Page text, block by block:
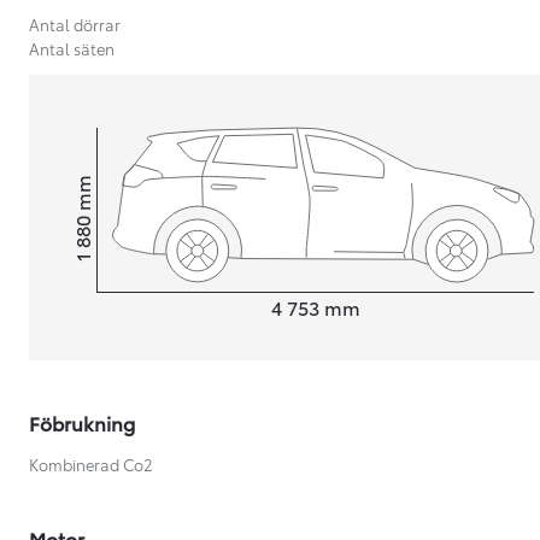
Antal dörrar
Antal säten
4 753 mm
Height1 880
mm
Föbrukning
Kombinerad Co2